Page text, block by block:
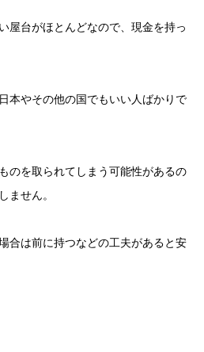
屋台がほとんどなので、現金を持っ
本やその他の国でもいい人ばかりで
のを取られてしまう可能性があるの
ません。
合は前に持つなどの工夫があると安